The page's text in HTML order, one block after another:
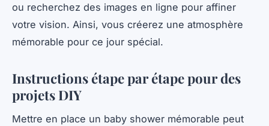
ou recherchez des images en ligne pour affiner
votre vision. Ainsi, vous créerez une atmosphère
mémorable pour ce jour spécial.
Instructions étape par étape pour des
projets DIY
Mettre en place un baby shower mémorable peut